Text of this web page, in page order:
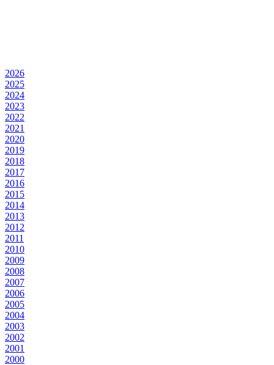
2026
2025
2024
2023
2022
2021
2020
2019
2018
2017
2016
2015
2014
2013
2012
2011
2010
2009
2008
2007
2006
2005
2004
2003
2002
2001
2000